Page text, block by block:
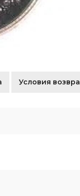
Условия